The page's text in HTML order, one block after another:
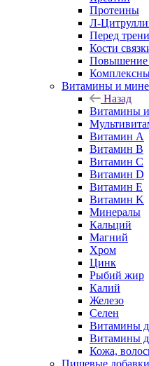
Протеины
Л-
Перед
Кости
Повышение
Витамины и
Назад
Витамины
Витамин A
Витамин B
Витамин C
Витамин D
Витамин E
Витамин K
Минералы
Кальций
Магний
Хром
Цинк
Рыбий жир
Калий
Железо
Селен
Витамины
Витамины
Кожа,
Пищевые